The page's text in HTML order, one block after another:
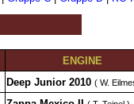
ENGINE
Deep Junior 2010 ( W.